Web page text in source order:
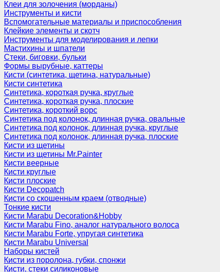
Клеи для золочения (морданы)
Инструменты и кисти
Вспомогательные материалы и приспособления
Клейкие элементы и скотч
Инструменты для моделирования и лепки
Мастихины и шпатели
Стеки, биговки, бульки
Формы вырубные, каттеры
Кисти (синтетика, щетина, натуральные)
Кисти синтетика
Синтетика, короткая ручка, круглые
Синтетика, короткая ручка, плоские
Синтетика, короткий ворс
Синтетика под колонок, длинная ручка, овальные
Синтетика под колонок, длинная ручка, круглые
Синтетика под колонок, длинная ручка, плоские
Кисти из щетины
Кисти из щетины Mr.Painter
Кисти веерные
Кисти круглые
Кисти плоские
Кисти Decopatch
Кисти со скошенным краем (отводные)
Тонкие кисти
Кисти Marabu Decoration&Hobby
Кисти Marabu Fino, аналог натурального волоса
Кисти Marabu Forte, упругая синтетика
Кисти Marabu Universal
Наборы кистей
Кисти из поролона, губки, спонжи
Кисти, стеки силиконовые